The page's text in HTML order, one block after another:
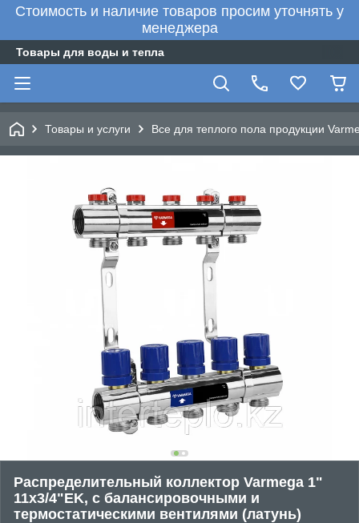
Стоимость и наличие товаров просим уточнять у
менеджера
Товары для воды и тепла
Товары и услуги Все для теплого пола продукции
Распределительный коллектор Varmega 1"
11x3/4"EK, с балансировочными и
термостатическими вентилями (латунь)